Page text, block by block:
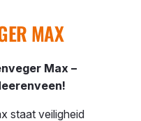
MAX
Max –
staat veiligheid